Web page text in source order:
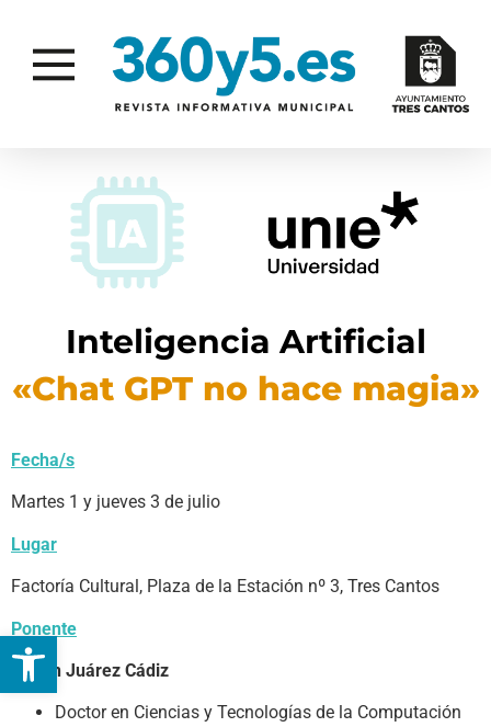
Abrir barra de herramientas
Inteligencia Artificial
«Chat GPT no hace magia»
Fecha/s
Martes 1 y jueves 3 de julio
Lugar
Factoría Cultural, Plaza de la Estación nº 3, Tres Cantos
Ponente
Rubén Juárez Cádiz
Doctor en Ciencias y Tecnologías de la Computación